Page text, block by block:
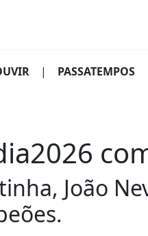
(CURRENT)
| PASSATEMPOS
João